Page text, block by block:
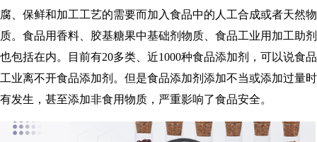
腐、保鲜和加工工艺的需要而加入食品中的人工合成或者天然物
质。食品用香料、胶基糖果中基础剂物质、食品工业用加工助剂
也包括在内。目前有20多类、近1000种食品添加剂，可以说食品
工业离不开食品添加剂。但是食品添加剂添加不当或添加过量时
有发生，甚至添加非食用物质，严重影响了食品安全。